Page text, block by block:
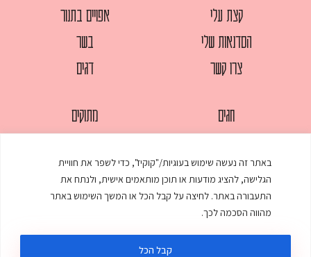
באתר זה נעשה שימוש בעוגיות/"קוקיז", כדי לשפר את חוויית
הגלישה, להציג מודעות או תוכן מותאמים אישית, ולנתח את
התעבורה באתר. לחיצה על קבל הכל או המשך השימוש באתר
מהווה הסכמה לכך.
קבל הכל
קצת עלי
הסדנאות שלי
צרו קשר
אפויים בתנור
בשר
דגים
חגים
מאפים
ממולאים
מרקים
מתוקים
עוגות
עוף